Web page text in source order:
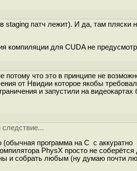
патч лежит). И да, там пляски
компиляции для CUDA не
потому что это в принципе не
от Нвидии которое якобы
и запустили на видеокартах
(обычная программа на C с аккуратно
PhysX просто не соберётся
и собрать любым (ну думаю почти